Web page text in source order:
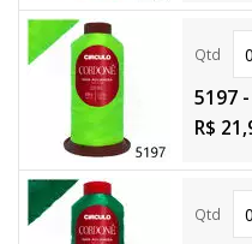
5197
R$